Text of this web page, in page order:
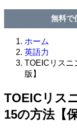
無料で
ホーム
英語力
TOEICリスニ
版】
TOEICリス
15の方法【